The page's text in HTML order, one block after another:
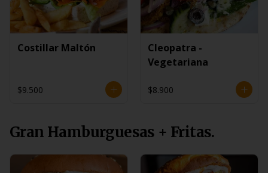
Costillar Maltón
$9.500
Cleopatra -
Vegetariana
$8.900
Gran Hamburguesas + Fritas.